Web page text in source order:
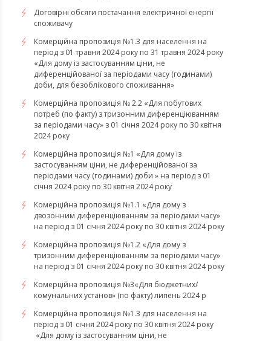
Договірні обсяги постачання електричної енергії
споживачу
Комерційна пропозиція №1.3 для населення на
період з 01 травня 2024 року по 31 травня 2024 року
«Для дому із застосуванням ціни, не
диференційованої за періодами часу (годинами)
доби, для безоблікового споживання»
Комерційна пропозиція № 2.2 «Для побутових
потреб (по факту) з тризонним диференціюванням
за періодами часу» з 01 січня 2024 року по 30 квітня
2024 року
Комерційна пропозиція №1 «Для дому із
застосуванням ціни, не диференційованої за
періодами часу (годинами) доби » на період з 01
січня 2024 року по 30 квітня 2024 року
Комерційна пропозиція №1.1 «Для дому з
двозонним диференціюванням за періодами часу»
на період з 01 січня 2024 року по 30 квітня 2024 року
Комерційна пропозиція №1.2 «Для дому з
тризонним диференціюванням за періодами часу»
на період з 01 січня 2024 року по 30 квітня 2024 року
Комерційна пропозиція №3«Для бюджетних/
комунальних установ» (по факту) липень 2024 р
Комерційна пропозиція №1.3 для населення на
період з 01 січня 2024 року по 30 квітня 2024 року
«Для дому із застосуванням ціни, не